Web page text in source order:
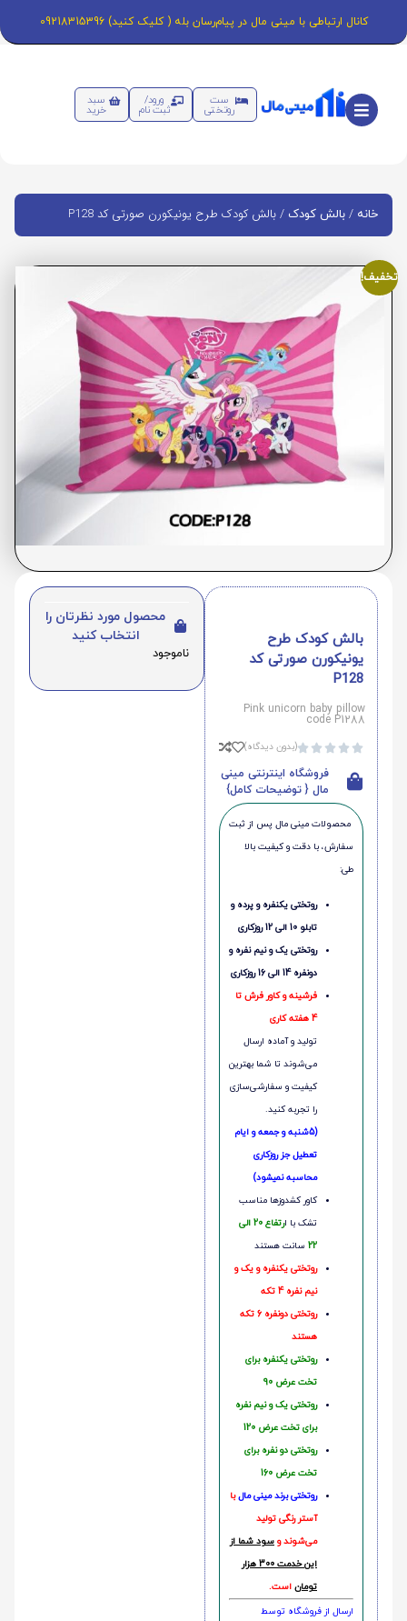
کانال ارتباطی با مینی مال در پیام‌رسان بله ( کلیک کنید) 09218315396
ست
روتختی
ورود/
ثبت نام
سبد
خرید
خانه / بالش کودک / بالش کودک طرح یونیکورن صورتی کد P128
تخفیف!
بالش کودک طرح
یونیکورن صورتی کد
P128
Pink unicorn baby pillow
code P1288




(بدون دیدگاه)
فروشگاه اینترنتی مینی
مال { توضیحات کامل}
محصولات مینی‌ مال پس از ثبت
سفارش، با دقت و کیفیت بالا
طی:
روتختی یکنفره و پرده و
تابلو 10 الی 12 روزکاری
روتختی یک و نیم نفره و
دونفره 14 الی 16 روزکاری
فرشینه و کاور فرش تا
4 هفته کاری
تولید و آماده ارسال
می‌شوند تا شما بهترین
کیفیت و سفارشی‌سازی
را تجربه کنید.
(5شنبه و جمعه و ایام
تعطیل جز روزکاری
محاسبه نمیشود)
کاور کشدوزها مناسب
تشک با ا
رتفاع 20 الی
22 سانت هستند
روتختی یکنفره و یک و
نیم نفره 4 تکه
روتختی دونفره 6 تکه
هستند
روتختی یکنفره برای
تخت عرض 90
روتختی یک و نیم نفره
برای تخت عرض 120
روتختی دو نفره برای
تخت عرض 160
روتختی‌ برند مینی مالبا
آستر رنگی تولید
می‌شوند و سود شما از
این خدمت 300 هزار
تومان است.
ارسال از فروشگاه توسط
محصول مورد نظرتان را
انتخاب کنید
ناموجود